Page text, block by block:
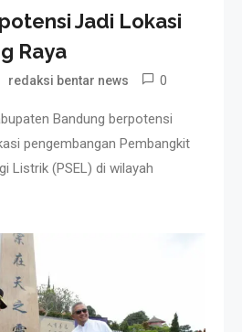
Jadi Lokasi
Raya
redaksi bentar news 0
Bandung berpotensi
pengembangan Pembangkit
Listrik (PSEL) di wilayah